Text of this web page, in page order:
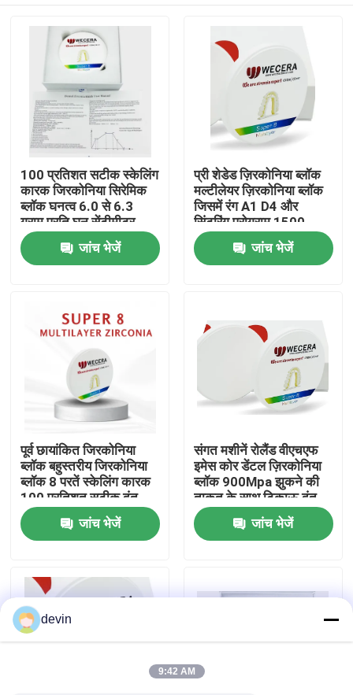
घर
विडियो
वी.आर. शो
कारखाने का दौरा
गुणवत्ता नियंत्रण
हमसे संपर्क करें
समाचार
100 प्रतिशत सटीक स्केलिंग
कारक जिरकोनिया सिरेमिक
ब्लॉक घनत्व 6.0 से 6.3
ग्राम प्रति घन सेंटीमीटर
मिलिंग और सीएडी सीएएम
सिस्टम के लिए एकदम सही
जांच भेजें
प्री शेडेड ज़िरकोनिया ब्लॉक
मल्टीलेयर ज़िरकोनिया ब्लॉक
जिसमें रंग A1 D4 और
सिंटरिंग प्रोग्राम 1500
डिग्री डेंटल क्राउन के लिए
आदर्श है
जांच भेजें
पूर्व छायांकित जिरकोनिया
ब्लॉक बहुस्तरीय जिरकोनिया
ब्लॉक 8 परतें स्केलिंग कारक
100 प्रतिशत सटीक दंत
बहाली सामग्री
जांच भेजें
संगत मशीनें रोलैंड वीएचएफ
इमेस कोर डेंटल ज़िरकोनिया
ब्लॉक 900Mpa झुकने की
ताकत के साथ टिकाऊ दंत
अनुप्रयोगों के लिए उपयुक्त
जांच भेजें
devin
9:42 AM